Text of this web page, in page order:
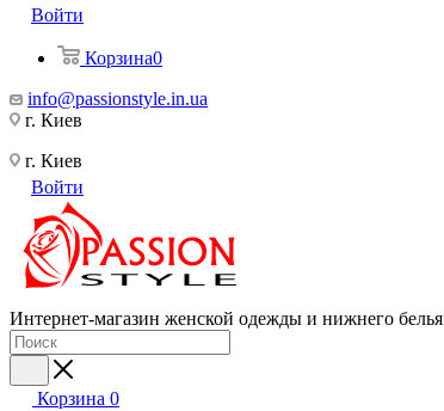
Войти
Корзина0
info@passionstyle.in.ua
г. Киев
г. Киев
Войти
Интернет-магазин женской одежды и нижнего белья
Корзина 0